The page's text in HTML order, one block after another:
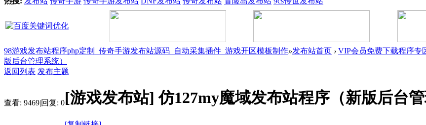
98游戏发布站程序php定制_传奇手游发布站源码_自动采集插件_游戏开区模板制作»发布站首页 › VIP会员免费下载程序专
版后台管理系统）
返回列表 发布主题
查看: 9469|回复: 0[游戏发布站]仿127my魔域发布站程序（新版后台管